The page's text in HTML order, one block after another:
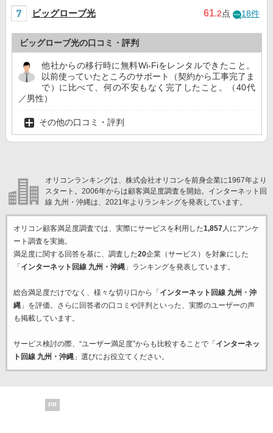
ビッグローブ光 61.2点 18件
ビッグローブ光の口コミ・評判
他社からの移行時に無料Wi-Fiをレンタルできたこと。
以前使っていたところのサポート（契約から工事完了ま
で）に比べて、何の不安もなく完了したこと。（40代
／男性）
その他の口コミ・評判
オリコンランキングは、株式会社オリコンを前身企業に1967年より
スタート。2006年からは顧客満足度調査を開始。インターネット回
線 九州・沖縄は、2021年よりランキングを発表しています。
オリコン顧客満足度調査では、実際にサービスを利用した1,857人にアンケ
ート調査を実施。
満足度に関する回答を基に、調査した20企業（サービス）を対象にした
「 インターネット回線 九州・沖縄」ランキングを発表しています。
総合満足度だけでなく、様々な切り口から「 インターネット回線 九州・沖
縄」を評価。さらに回答者の口コミや評判といった、実際のユーザーの声
も掲載しています。
サービス検討の際、“ユーザー満足度”からも比較することで「 インターネッ
ト回線 九州・沖縄」選びにお役立てください。
PR